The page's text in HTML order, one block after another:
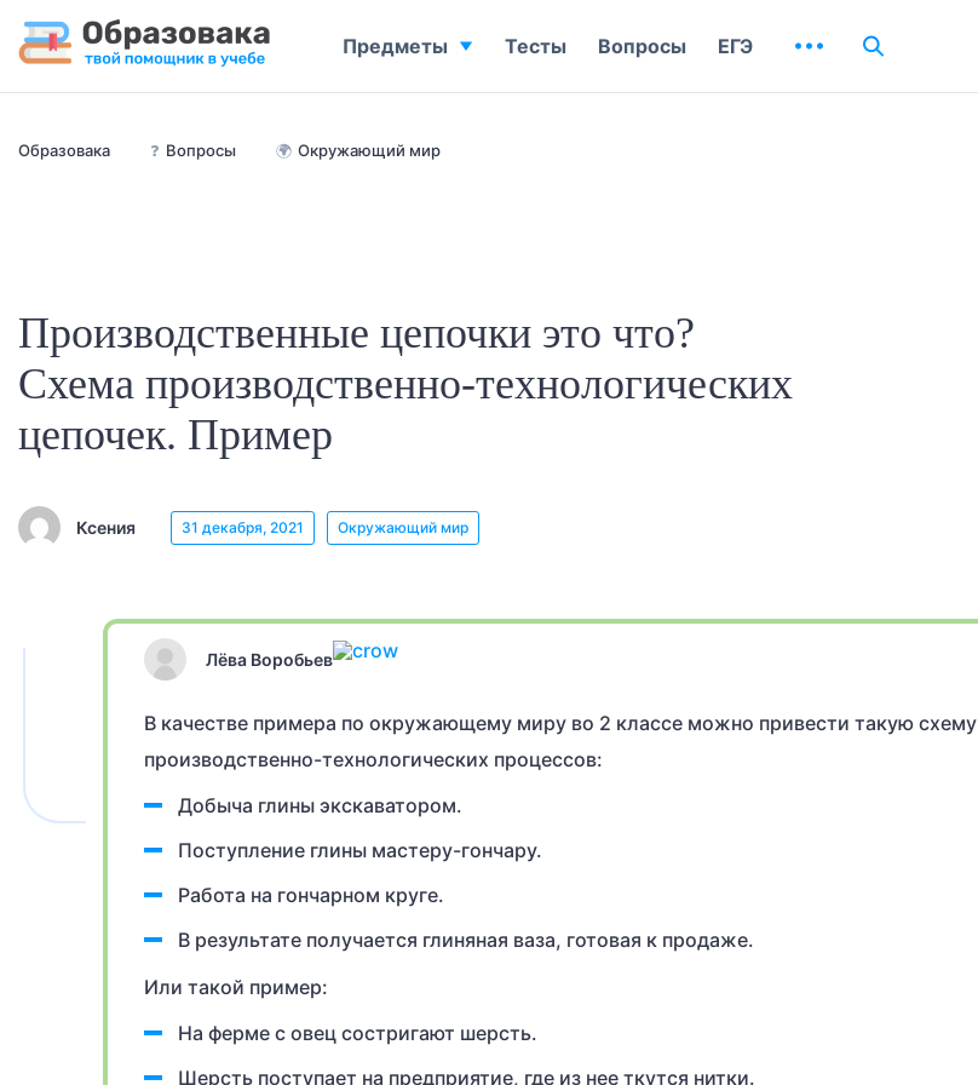
Образовака ❓ Вопросы 🌍 Окружающий мир
Производственные цепочки это что?
Схема производственно-технологических
цепочек. Пример
Ксения 31 декабря, 2021 Окружающий мир
Лёва Воробьев
В качестве примера по окружающему миру во 2 классе можно привести такую схему
производственно-технологических процессов:
Добыча глины экскаватором.
Поступление глины мастеру-гончару.
Работа на гончарном круге.
В результате получается глиняная ваза, готовая к продаже.
Или такой пример:
На ферме с овец состригают шерсть.
Шерсть поступает на предприятие, где из нее ткутся нитки.
Предметы Тесты Вопросы ЕГЭ